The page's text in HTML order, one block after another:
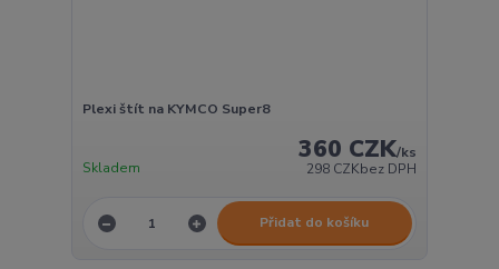
Plexi štít na KYMCO Super8
360 CZK/ks
298 CZKbez DPH
Skladem
Přidat do košíku